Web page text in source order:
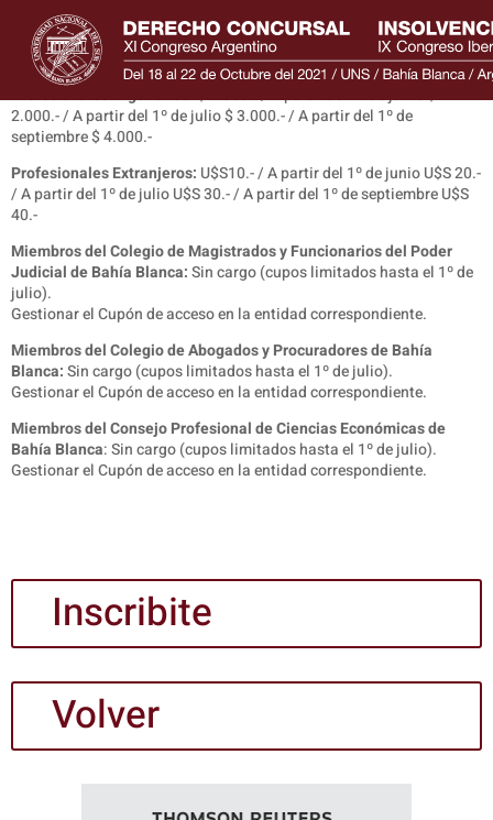
ARANCELES PROFESIONALES
Profesionales Argentinos:$ 1.000.- / A partir del 1º de junio $
2.000.- / A partir del 1º de julio $ 3.000.- / A partir del 1º de
septiembre $ 4.000.-
Profesionales Extranjeros: U$S10.- / A partir del 1º de junio U$S 20.-
/ A partir del 1º de julio U$S 30.- / A partir del 1º de septiembre U$S
40.-
Miembros del Colegio de Magistrados y Funcionarios del Poder
Judicial de Bahía Blanca:Sin cargo (cupos limitados hasta el 1º de
julio).
Gestionar el Cupón de acceso en la entidad correspondiente.
Miembros del Colegio de Abogados y Procuradores de Bahía
Blanca:Sin cargo (cupos limitados hasta el 1º de julio).
Gestionar el Cupón de acceso en la entidad correspondiente.
Miembros del Consejo Profesional de Ciencias Económicas de
Bahía Blanca: Sin cargo (cupos limitados hasta el 1º de julio).
Gestionar el Cupón de acceso en la entidad correspondiente.
Inscribite
Volver